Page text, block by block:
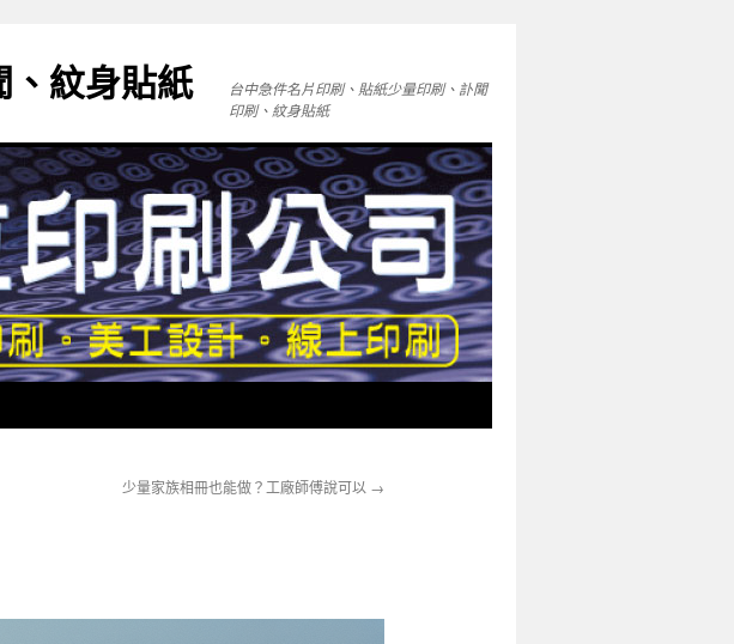
、紋身貼紙
台中急件名片印刷、貼紙少量印刷、訃聞
印刷、紋身貼紙
少量家族相冊也能做？工廠師傅說可以 →